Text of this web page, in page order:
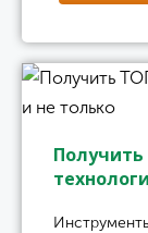
Получить